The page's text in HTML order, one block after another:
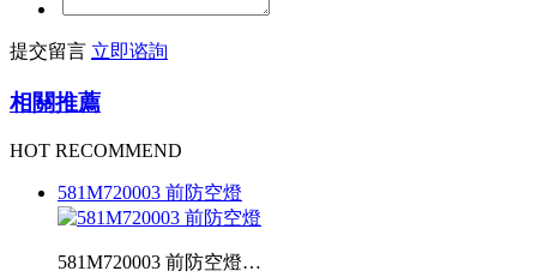
提交留言 立即谘詢
相關推薦
HOT RECOMMEND
581M720003 前防空燈
581M720003 前防空燈…